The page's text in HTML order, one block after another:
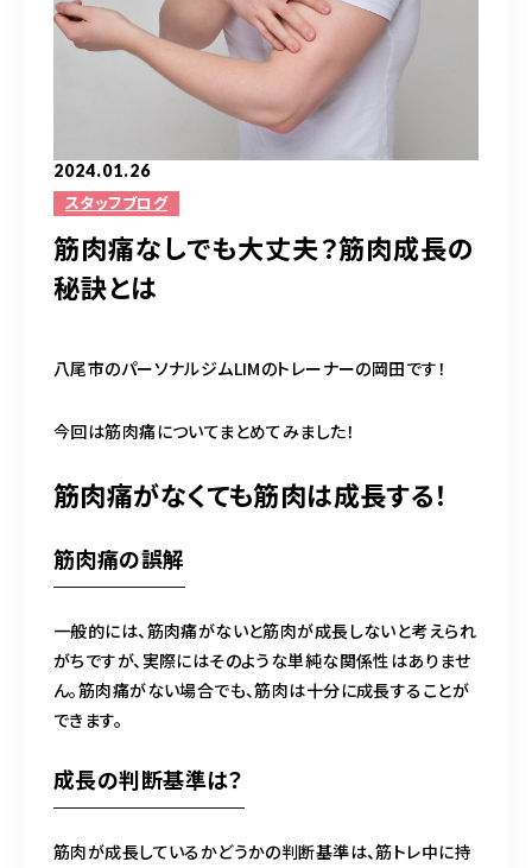
2024.01.26
スタッフブログ
筋肉痛なしでも大丈夫？筋肉成長の
秘訣とは
八尾市のパーソナルジムLIMのトレーナーの岡田です！
今回は筋肉痛についてまとめてみました！
筋肉痛がなくても筋肉は成長する！
筋肉痛の誤解
一般的には、筋肉痛がないと筋肉が成長しないと考えられ
がちですが、実際にはそのような単純な関係性はありませ
ん。筋肉痛がない場合でも、筋肉は十分に成長することが
できます。
成長の判断基準は？
筋肉が成長しているかどうかの判断基準は、筋トレ中に持
お問い合わせはこちら